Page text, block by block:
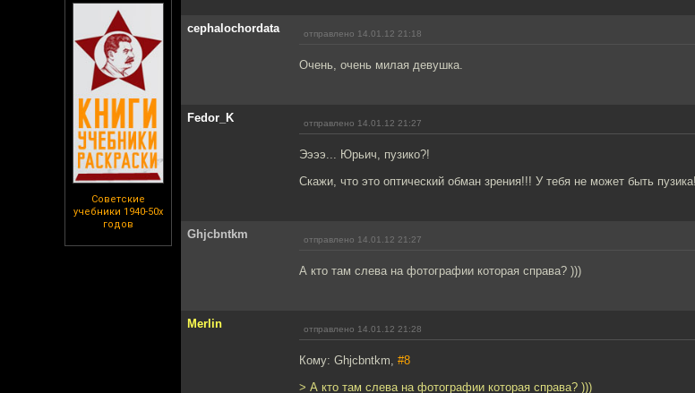
Советские
учебники 1940-50х
годов
cephalochordata отправлено 14.01.12 21:18
Очень, очень милая девушка.
Fedor_K отправлено 14.01.12 21:27
Ээээ... Юрьич, пузико?!
Скажи, что это оптический обман зрения!!! У тебя не может быть
Ghjcbntkm отправлено 14.01.12 21:27
А кто там слева на фотографии которая справа? )))
Merlin отправлено 14.01.12 21:28
Кому: Ghjcbntkm, #8
> А кто там слева на фотографии которая справа? )))